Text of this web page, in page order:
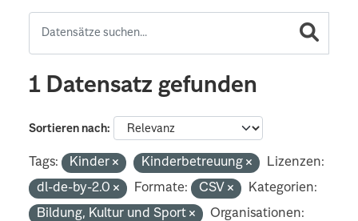
1 Datensatz gefunden
Sortieren nach
Tags: Kinder Kinderbetreuung
Lizenzen:
dl-de-by-2.0
Formate: CSV
Kategorien:
Bildung, Kultur und Sport
Organisationen: